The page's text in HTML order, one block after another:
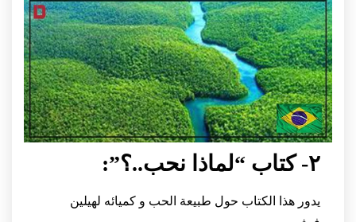
٢- كتاب “لماذا نحب..؟”:
يدور هذا الكتاب حول طبيعة الحب و كميائه لهيلين